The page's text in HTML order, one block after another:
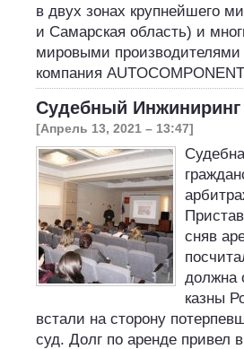
в двух зонах крупнейшего
и Самарская область) и
мировыми производителями
компания
Судебный Инжиниринг
[Апрель 13, 2021 – 13:47]
сняв
должна
казны
встали на сторону
суд. Долг по аренде привел